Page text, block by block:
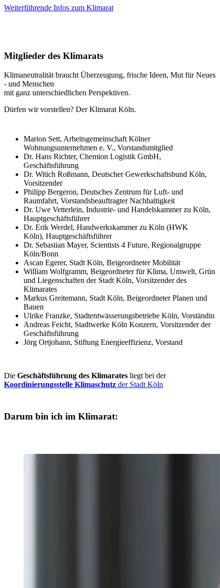
Weiterführende Infos zum Klimarat
Mitglieder des Klimarats
Klimaneutralität braucht Überzeugung, frische Ideen, Mut für Neues
- und Menschen
mit ganz unterschiedlichen Perspektiven.
Dürfen wir vorstellen? Der Klimarat Köln.
Marion Sett, Arbeitsgemeinschaft Kölner
Wohnungsunternehmen e. V., Vorstandsmitglied
Dr. Hans Richter, Chemion Logistik GmbH,
Geschäftsführung
Dr. Witich Roßmann, Deutscher Gewerkschaftsbund Köln,
Vorsitzender
Philipp Bergeron, Deutsches Zentrum für Luft- und
Raumfahrt, Vorstandsbeauftragter Nachhaltigkeit
Dr. Uwe Vetterlein, Industrie- und Handelskammer zu Köln,
Hauptgeschäftsführer
Dr. Erik Werdel, Handwerkskammer zu Köln (HWK
Köln), Hauptgeschäftsführer
Dr. Sebastian Mayer, Scientists 4 Future, Regionalgruppe
Köln/Bonn
Ascan Egerer, Stadt Köln, Beigeordneter Mobilität
William Wolfgramm, Beigeordneter für Klima, Umwelt, Grün
und Liegenschaften der Stadt Köln, Vorsitzender des
Klimarates
Markus Greitemann, Stadt Köln, Beigeordneter Planen und
Bauen
Ulrike Franzke, Stadtentwässerungsbetriebe Köln, Vorständin
Andreas Feicht, Stadtwerke Köln Konzern, Vorsitzender der
Geschäftsführung
Jörg Ortjohann, Stiftung Energieeffizienz, Vorstand
Die Geschäftsführung des Klimarates liegt bei der
Koordinierungsstelle Klimaschutz der Stadt Köln
Darum bin ich im Klimarat: